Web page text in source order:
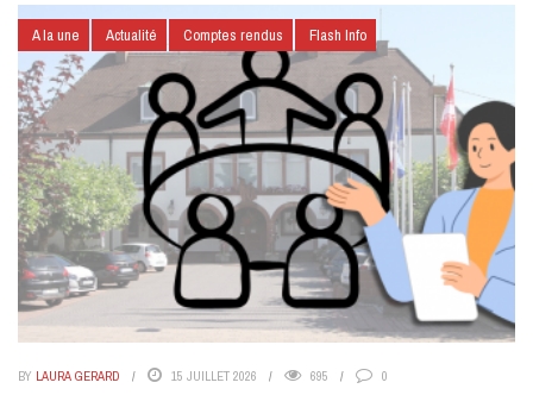
A la une Actualité Comptes rendus Flash Info
BY LAURA GERARD 15 JUILLET 2026 695 0